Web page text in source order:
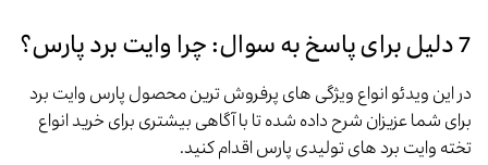
7 دلیل برای پاسخ به سوال: چرا وایت برد پارس؟
در این ویدئو انواع ویژگی های پرفروش ترین محصول پارس وایت برد
برای شما عزیزان شرح داده شده تا با آگاهی بیشتری برای خرید انواع
تخته وایت برد های تولیدی پارس اقدام کنید.